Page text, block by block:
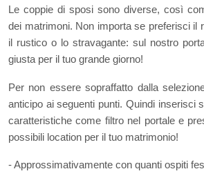
Le coppie di sposi sono diverse, così
dei matrimoni. Non importa se preferisci il
il rustico o lo stravagante: sul nostro
giusta per il tuo grande giorno!
Per non essere sopraffatto dalla
anticipo ai seguenti punti. Quindi inserisci
caratteristiche come filtro nel portale e
possibili location per il tuo matrimonio!
- Approssimativamente con quanti ospiti